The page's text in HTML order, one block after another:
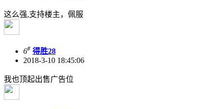
这么强,支持楼主，佩服
6# 得胜28
2018-3-10 18:45:06
我也顶起出售广告位